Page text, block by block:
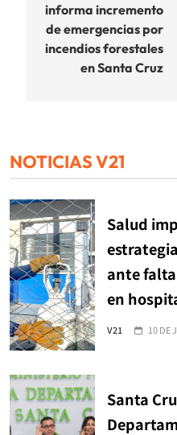
entradas
informa incremento
de emergencias por
incendios forestales
en Santa Cruz
NOTICIAS V21
Salud
ante
en
V21 10 DE
Santa